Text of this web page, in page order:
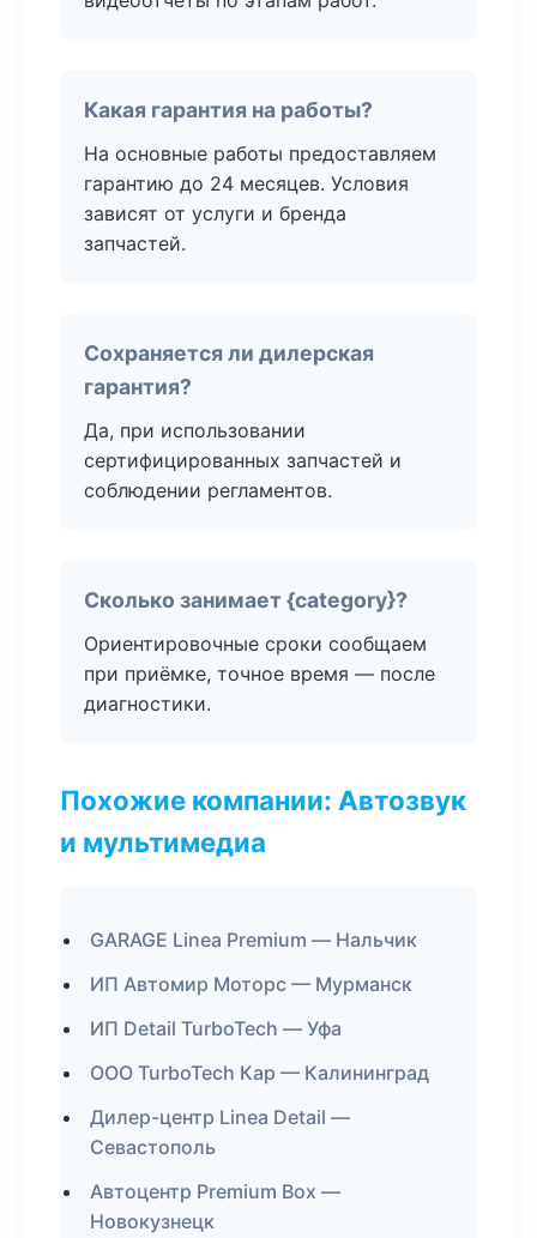
Какая гарантия на работы?
На основные работы предоставляем
гарантию до 24 месяцев. Условия
зависят от услуги и бренда
запчастей.
Сохраняется ли дилерская
гарантия?
Да, при использовании
сертифицированных запчастей и
соблюдении регламентов.
Сколько занимает {category}?
Ориентировочные сроки сообщаем
при приёмке, точное время — после
диагностики.
Похожие компании: Автозвук
и мультимедиа
GARAGE Linea Premium — Нальчик
ИП Автомир Моторс — Мурманск
ИП Detail TurboTech — Уфа
ООО TurboTech Кар — Калининград
Дилер-центр Linea Detail —
Севастополь
Автоцентр Premium Box —
Новокузнецк